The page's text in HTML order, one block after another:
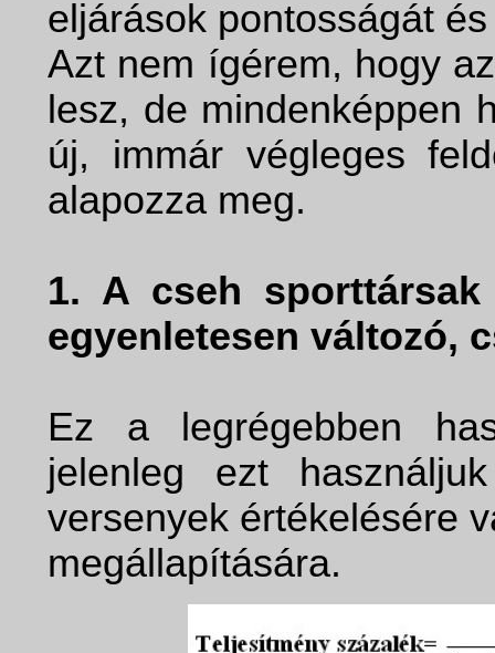
eljárások pontosságát
Azt nem ígérem, hogy
lesz, de mindenképpen
új, immár végleges
alapozza meg.
1. A cseh
egyenletesen változó,
Ez a legrégebben
jelenleg ezt
versenyek értékelésére
megállapítására.